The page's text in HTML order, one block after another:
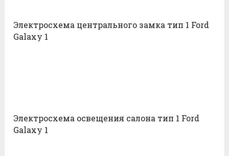
Электросхема центрального замка тип 1 Ford
Galaxy 1
Электросхема освещения салона тип 1 Ford
Galaxy 1